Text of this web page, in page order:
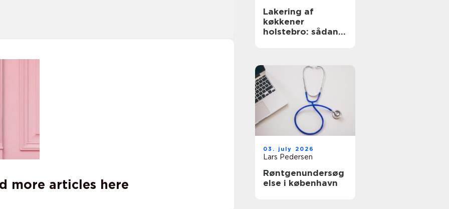
more articles here
Lakering af
køkkener
holstebro: sådan
03. july 2026
Lars Pedersen
Røntgenundersøg
else i københavn